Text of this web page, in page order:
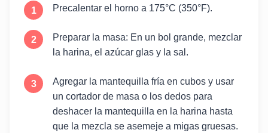
Precalentar el horno a 175°C (350°F).
Preparar la masa: En un bol grande, mezclar
la harina, el azúcar glas y la sal.
Agregar la mantequilla fría en cubos y usar
un cortador de masa o los dedos para
deshacer la mantequilla en la harina hasta
que la mezcla se asemeje a migas gruesas.